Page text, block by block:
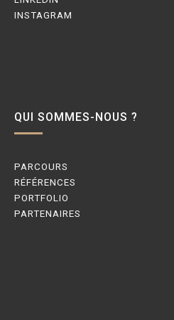
INSTAGRAM
QUI SOMMES-NOUS ?
PARCOURS
RÉFÉRENCES
PORTFOLIO
PARTENAIRES